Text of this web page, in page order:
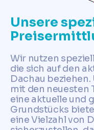
Unsere
Wir nutzen
die sich auf den
Dachau
mit den neuesten
eine aktuelle und
Grundstücks
eine Vielzahl von